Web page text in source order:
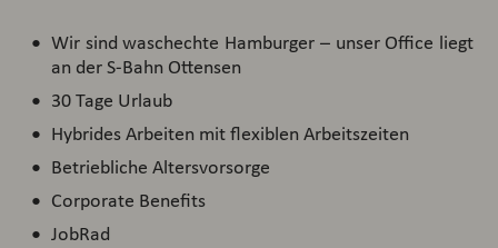
Wir sind waschechte Hamburger – unser Office liegt
an der S-Bahn Ottensen
30 Tage Urlaub
Hybrides Arbeiten mit flexiblen Arbeitszeiten
Betriebliche Altersvorsorge
Corporate Benefits
JobRad